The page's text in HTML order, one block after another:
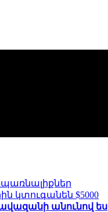
կտուգանեն $5000
ավազանի անունով ես